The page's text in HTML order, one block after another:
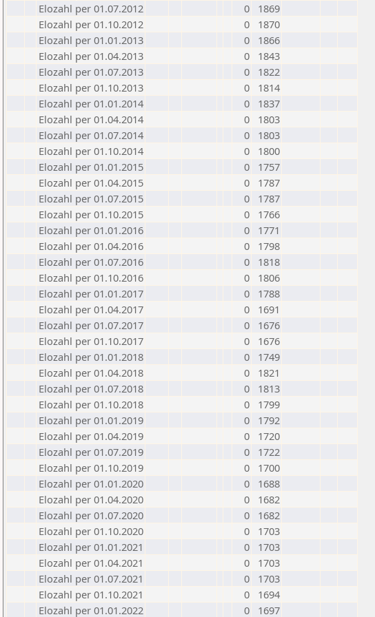
Elozahl per 01.07.2012
0
1869
Elozahl per 01.10.2012
0
1870
Elozahl per 01.01.2013
0
1866
Elozahl per 01.04.2013
0
1843
Elozahl per 01.07.2013
0
1822
Elozahl per 01.10.2013
0
1814
Elozahl per 01.01.2014
0
1837
Elozahl per 01.04.2014
0
1803
Elozahl per 01.07.2014
0
1803
Elozahl per 01.10.2014
0
1800
Elozahl per 01.01.2015
0
1757
Elozahl per 01.04.2015
0
1787
Elozahl per 01.07.2015
0
1787
Elozahl per 01.10.2015
0
1766
Elozahl per 01.01.2016
0
1771
Elozahl per 01.04.2016
0
1798
Elozahl per 01.07.2016
0
1818
Elozahl per 01.10.2016
0
1806
Elozahl per 01.01.2017
0
1788
Elozahl per 01.04.2017
0
1691
Elozahl per 01.07.2017
0
1676
Elozahl per 01.10.2017
0
1676
Elozahl per 01.01.2018
0
1749
Elozahl per 01.04.2018
0
1821
Elozahl per 01.07.2018
0
1813
Elozahl per 01.10.2018
0
1799
Elozahl per 01.01.2019
0
1792
Elozahl per 01.04.2019
0
1720
Elozahl per 01.07.2019
0
1722
Elozahl per 01.10.2019
0
1700
Elozahl per 01.01.2020
0
1688
Elozahl per 01.04.2020
0
1682
Elozahl per 01.07.2020
0
1682
Elozahl per 01.10.2020
0
1703
Elozahl per 01.01.2021
0
1703
Elozahl per 01.04.2021
0
1703
Elozahl per 01.07.2021
0
1703
Elozahl per 01.10.2021
0
1694
Elozahl per 01.01.2022
0
1697